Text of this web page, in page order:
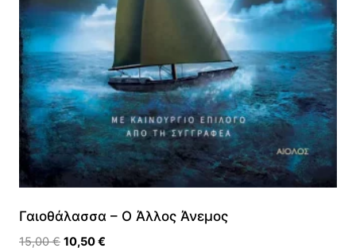
Γαιοθάλασσα – Ο Άλλος Άνεμος
15,00€ Original
10,50€